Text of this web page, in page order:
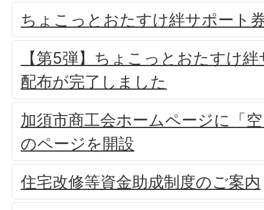
ちょこっとおたすけ絆サポート
【第5弾】ちょこっとおたすけ
配布が完了しました
加須市商工会ホームページに「
のページを開設
住宅改修等資金助成制度のご案内